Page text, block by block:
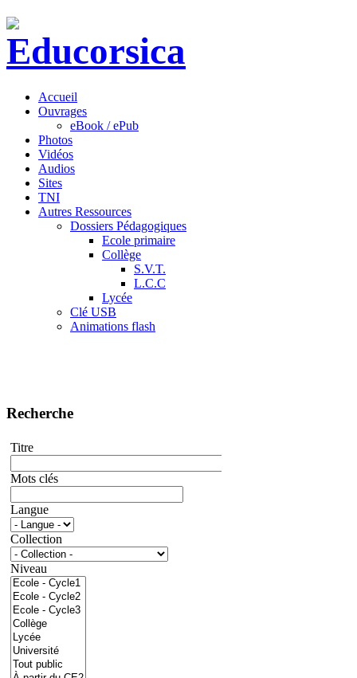
Accueil
Ouvrages
eBook / ePub
Photos
Vidéos
Audios
Sites
TNI
Autres Ressources
Dossiers Pédagogiques
Ecole primaire
Collège
S.V.T.
L.C.C
Lycée
Clé USB
Animations flash
Recherche
Titre
Mots clés
Langue
Collection
Niveau